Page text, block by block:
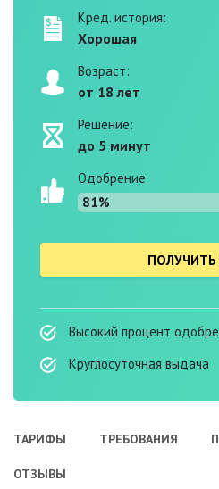
Кред. история:
Хорошая
Возраст:
от 18 лет
Решение:
до 5 минут
Одобрение
81%
ПОЛУЧИТЬ
Высокий процент
Круглосуточная выдача
ТАРИФЫ ТРЕБОВАНИЯ
ОТЗЫВЫ